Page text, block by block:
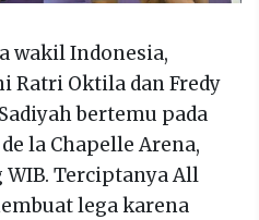
wakil Indonesia,
Ratri Oktila dan Fredy
bertemu pada
la Chapelle Arena,
WIB. Terciptanya All
lega karena